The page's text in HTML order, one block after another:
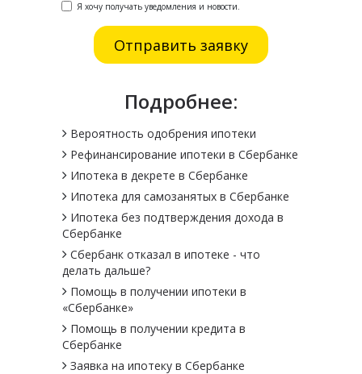
Я хочу получать уведомления и новости.
Подробнее:
Вероятность одобрения ипотеки
Рефинансирование ипотеки в Сбербанке
Ипотека в декрете в Сбербанке
Ипотека для самозанятых в Сбербанке
Ипотека без подтверждения дохода в
Сбербанке
Сбербанк отказал в ипотеке - что
делать дальше?
Помощь в получении ипотеки в
«Сбербанке»
Помощь в получении кредита в
Сбербанке
Заявка на ипотеку в Сбербанке